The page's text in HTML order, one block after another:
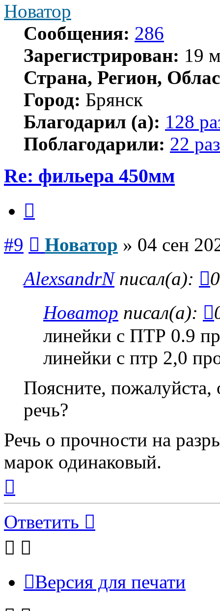
Новатор
Сообщения: 286
Зарегистрирован: 19
Страна, Регион,
Город: Брянск
Благодарил (а): 128
Поблагодарили: 22
Re: фильера 450мм
#9 Новатор » 04 сен
AlexsandrNписал(а):
Новатор писал(а):
линейки с ПТР 0.9
линейки с птр 2,0
Поясните, пожалуйста,
речь?
Речь о прочности на
марок одинаковый.
началу
Ответить
Версия для печати